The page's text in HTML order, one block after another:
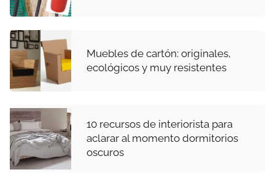
Muebles de cartón: originales,
ecológicos y muy resistentes
10 recursos de interiorista para
aclarar al momento dormitorios
oscuros